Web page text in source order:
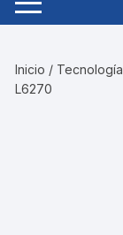
Inicio / Tecnología
L6270